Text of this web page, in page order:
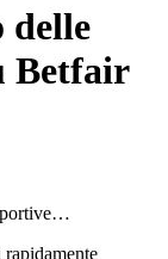
delle
Betfair